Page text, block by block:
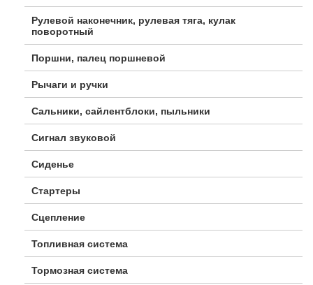
Рулевой наконечник, рулевая тяга, кулак
поворотный
Поршни, палец поршневой
Рычаги и ручки
Сальники, сайлентблоки, пыльники
Сигнал звуковой
Сиденье
Стартеры
Сцепление
Топливная система
Тормозная система